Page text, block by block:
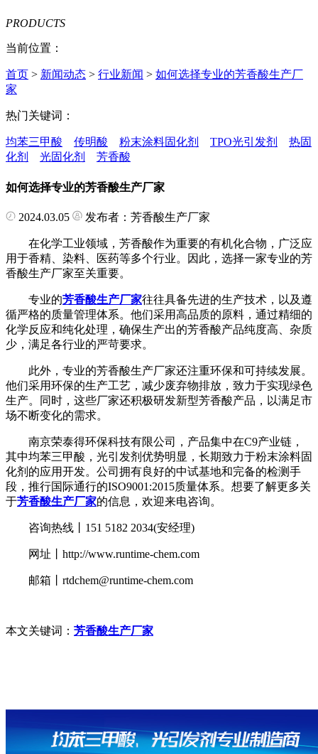
PRODUCTS
当前位置：
首页 > 新闻动态 > 行业新闻 > 如何选择专业的芳香酸生产厂
家
热门关键词：
均苯三甲酸 传明酸 粉末涂料固化剂 TPO光引发剂
热固
化剂
光固化剂 芳香酸
如何选择专业的芳香酸生产厂家
2024.03.05 发布者：芳香酸生产厂家
在化学工业领域，芳香酸作为重要的有机化合物，广泛应
用于香精、染料、医药等多个行业。因此，选择一家专业的芳
香酸生产厂家至关重要。
专业的芳香酸生产厂家往往具备先进的生产技术，以及遵
循严格的质量管理体系。他们采用高品质的原料，通过精细的
化学反应和纯化处理，确保生产出的芳香酸产品纯度高、杂质
少，满足各行业的严苛要求。
此外，专业的芳香酸生产厂家还注重环保和可持续发展。
他们采用环保的生产工艺，减少废弃物排放，致力于实现绿色
生产。同时，这些厂家还积极研发新型芳香酸产品，以满足市
场不断变化的需求。
南京荣泰得环保科技有限公司，产品集中在C9产业链，
其中均苯三甲酸，光引发剂优势明显，长期致力于粉末涂料固
化剂的应用开发。公司拥有良好的中试基地和完备的检测手
段，推行国际通行的ISO9001:2015质量体系。想要了解更多关
于芳香酸生产厂家的信息，欢迎来电咨询。
咨询热线丨151 5182 2034(安经理)
网址丨http://www.runtime-chem.com
邮箱丨rtdchem@runtime-chem.com
本文关键词： 芳香酸生产厂家